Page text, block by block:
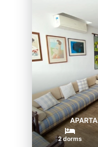
2 dorms